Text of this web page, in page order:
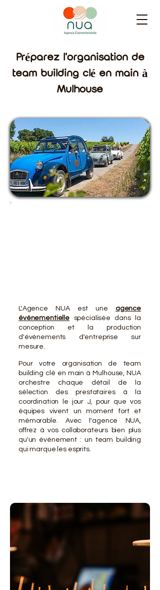
Préparez l'organisation de
team building clé en main à
Mulhouse
L'Agence NUA est une agence
événementielle
spécialisée dans la
conception et la production
d'événements d'entreprise sur
mesure.
Pour votre organisation de team
building clé en main à Mulhouse, NUA
orchestre chaque détail de la
sélection des prestataires à la
coordination le jour J, pour que vos
équipes vivent un moment fort et
mémorable. Avec l'agence NUA,
offrez à vos collaborateurs bien plus
qu'un événement : un team building
qui marque les esprits.